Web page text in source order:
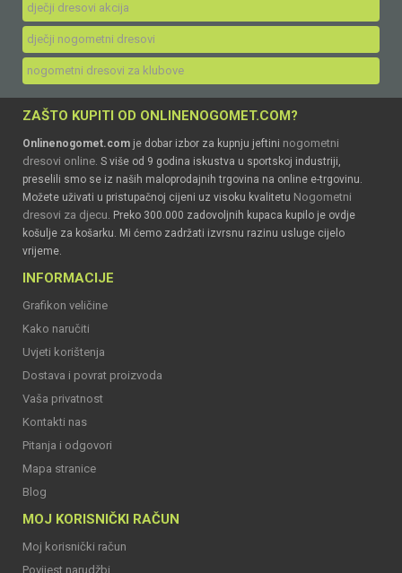
dječji dresovi akcija
dječji nogometni dresovi
nogometni dresovi za klubove
ZAŠTO KUPITI OD ONLINENOGOMET.COM?
Onlinenogomet.com je dobar izbor za kupnju jeftini nogometni
dresovi online. S više od 9 godina iskustva u sportskoj industriji,
preselili smo se iz naših maloprodajnih trgovina na online e-trgovinu.
Možete uživati u pristupačnoj cijeni uz visoku kvalitetu Nogometni
dresovi za djecu. Preko 300.000 zadovoljnih kupaca kupilo je ovdje
košulje za košarku. Mi ćemo zadržati izvrsnu razinu usluge cijelo
vrijeme.
INFORMACIJE
Grafikon veličine
Kako naručiti
Uvjeti korištenja
Dostava i povrat proizvoda
Vaša privatnost
Kontakti nas
Pitanja i odgovori
Mapa stranice
Blog
MOJ KORISNIČKI RAČUN
Moj korisnički račun
Povijest narudžbi